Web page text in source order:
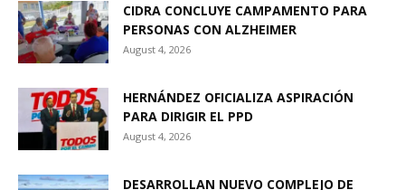
CIDRA CONCLUYE CAMPAMENTO PARA
PERSONAS CON ALZHEIMER
August 4, 2026
HERNÁNDEZ OFICIALIZA ASPIRACIÓN
PARA DIRIGIR EL PPD
August 4, 2026
DESARROLLAN NUEVO COMPLEJO DE